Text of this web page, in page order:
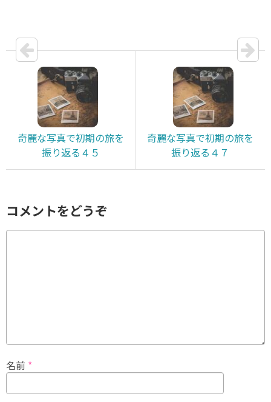
奇麗な写真で初期の旅を
振り返る４５
奇麗な写真で初期の旅を
振り返る４７
コメントをどうぞ
名前 *